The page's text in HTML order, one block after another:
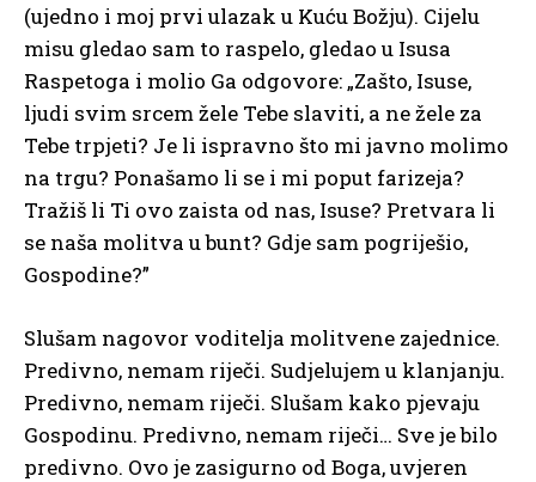
(ujedno i moj prvi ulazak u Kuću Božju). Cijelu
misu gledao sam to raspelo, gledao u Isusa
Raspetoga i molio Ga odgovore: „Zašto, Isuse,
ljudi svim srcem žele Tebe slaviti, a ne žele za
Tebe trpjeti? Je li ispravno što mi javno molimo
na trgu? Ponašamo li se i mi poput farizeja?
Tražiš li Ti ovo zaista od nas, Isuse? Pretvara li
se naša molitva u bunt? Gdje sam pogriješio,
Gospodine?”
Slušam nagovor voditelja molitvene zajednice.
Predivno, nemam riječi. Sudjelujem u klanjanju.
Predivno, nemam riječi. Slušam kako pjevaju
Gospodinu. Predivno, nemam riječi… Sve je bilo
predivno. Ovo je zasigurno od Boga, uvjeren